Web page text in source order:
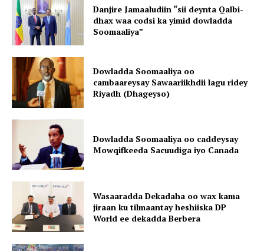
Danjire Jamaaludiin “sii deynta Qalbi-
dhax waa codsi ka yimid dowladda
Soomaaliya”
Dowladda Soomaaliya oo
cambaareysay Sawaariikhdii lagu ridey
Riyadh (Dhageyso)
Dowladda Soomaaliya oo caddeysay
Mowqifkeeda Sacuudiga iyo Canada
Wasaaradda Dekadaha oo wax kama
jiraan ku tilmaantay heshiiska DP
World ee dekadda Berbera